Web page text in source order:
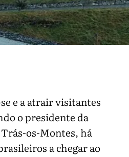
e a atrair visitantes
o presidente da
os-Montes, há
a chegar ao